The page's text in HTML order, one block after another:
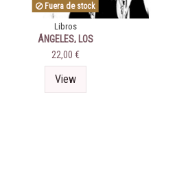
Fuera de stock
Libros
ÁNGELES, LOS
22,00 €
View